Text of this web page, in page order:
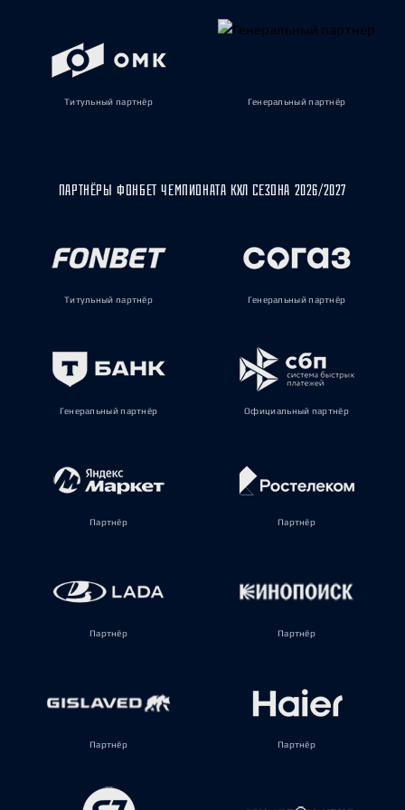
Титульный партнёр Генеральный партнёр
ПАРТНЁРЫ ФОНБЕТ ЧЕМПИОНАТА КХЛ СЕЗОНА 2026/2027
Титульный партнёр Генеральный партнёр
Генеральный партнёр Официальный партнёр
Партнёр Партнёр
Партнёр Партнёр
Партнёр Партнёр